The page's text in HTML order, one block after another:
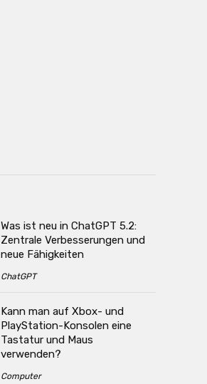
Was ist neu in ChatGPT 5.2:
Zentrale Verbesserungen und
neue Fähigkeiten
ChatGPT
Kann man auf Xbox- und
PlayStation-Konsolen eine
Tastatur und Maus
verwenden?
Computer